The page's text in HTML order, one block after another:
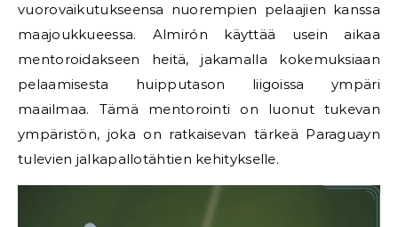
vuorovaikutukseensa nuorempien pelaajien kanssa
maajoukkueessa. Almirón käyttää usein aikaa
mentoroidakseen heitä, jakamalla kokemuksiaan
pelaamisesta huipputason liigoissa ympäri
maailmaa. Tämä mentorointi on luonut tukevan
ympäristön, joka on ratkaisevan tärkeä Paraguayn
tulevien jalkapallotähtien kehitykselle.